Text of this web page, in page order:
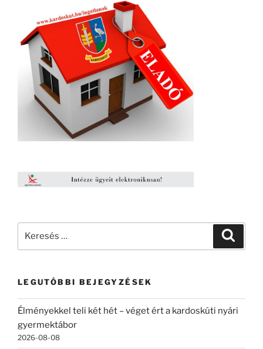
LEGUTÓBBI BEJEGYZÉSEK
Élményekkel teli két hét – véget ért a kardoskúti nyári
gyermektábor
2026-08-08